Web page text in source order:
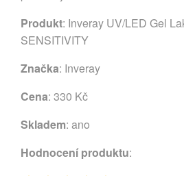
Produkt: Inveray UV/LED Gel
SENSITIVITY
Značka: Inveray
Cena: 330 Kč
Skladem: ano
Hodnocení produktu: